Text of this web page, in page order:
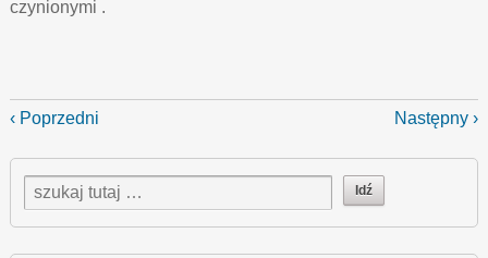
czynionymi .
‹ Poprzedni Następny ›